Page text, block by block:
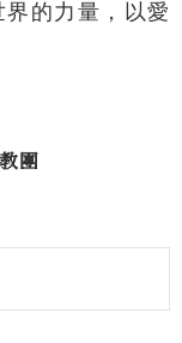
的力量，以愛
團